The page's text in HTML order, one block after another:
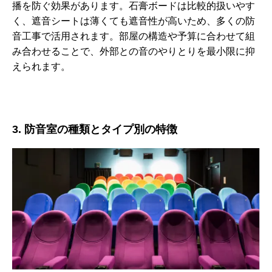
播を防ぐ効果があります。石膏ボードは比較的扱いやす
く、遮音シートは薄くても遮音性が高いため、多くの防
音工事で活用されます。部屋の構造や予算に合わせて組
み合わせることで、外部との音のやりとりを最小限に抑
えられます。
3. 防音室の種類とタイプ別の特徴